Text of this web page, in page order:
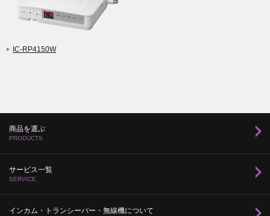
IC-RP4150W
商品を選ぶ
PRODUCTS
サービス一覧
SERVICE
インカム・トランシーバー・無線機について